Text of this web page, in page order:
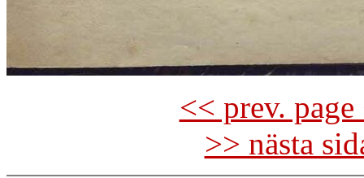
<< prev.
>> nästa